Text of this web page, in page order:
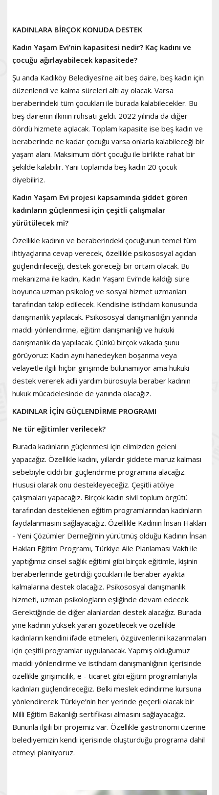
KADINLARA BİRÇOK KONUDA DESTEK
Kadın Yaşam Evi’nin kapasitesi nedir? Kaç kadını ve
çocuğu ağırlayabilecek kapasitede?
Şu anda Kadıköy Belediyesi’ne ait beş daire, beş kadın için
düzenlendi ve kalma süreleri altı ay olacak. Varsa
beraberindeki tüm çocukları ile burada kalabilecekler. Bu
beş dairenin ilkinin ruhsatı geldi. 2022 yılında da diğer
dördü hizmete açılacak. Toplam kapasite ise beş kadın ve
beraberinde ne kadar çocuğu varsa onlarla kalabileceği bir
yaşam alanı. Maksimum dört çocuğu ile birlikte rahat bir
şekilde kalabilir. Yani toplamda beş kadın 20 çocuk
diyebiliriz.
Kadın Yaşam Evi projesi kapsamında şiddet gören
kadınların güçlenmesi için çeşitli çalışmalar
yürütülecek mi?
Özellikle kadının ve beraberindeki çocuğunun temel tüm
ihtiyaçlarına cevap verecek, özellikle psikososyal açıdan
güçlendirileceği, destek göreceği bir ortam olacak. Bu
mekanizma ile kadın, Kadın Yaşam Evi’nde kaldığı süre
boyunca uzman psikolog ve sosyal hizmet uzmanları
tarafından takip edilecek. Kendisine istihdam konusunda
danışmanlık yapılacak. Psikososyal danışmanlığın yanında
maddi yönlendirme, eğitim danışmanlığı ve hukuki
danışmanlık da yapılacak. Çünkü birçok vakada şunu
görüyoruz: Kadın aynı hanedeyken boşanma veya
velayetle ilgili hiçbir girişimde bulunamıyor ama hukuki
destek vererek adli yardım bürosuyla beraber kadının
hukuk mücadelesinde de yanında olacağız.
KADINLAR İÇİN GÜÇLENDİRME PROGRAMI
Ne tür eğitimler verilecek?
Burada kadınların güçlenmesi için elimizden geleni
yapacağız. Özellikle kadını, yıllardır şiddete maruz kalması
sebebiyle ciddi bir güçlendirme programına alacağız.
Hususi olarak onu destekleyeceğiz. Çeşitli atölye
çalışmaları yapacağız. Birçok kadın sivil toplum örgütü
tarafından desteklenen eğitim programlarından kadınların
faydalanmasını sağlayacağız. Özellikle Kadının İnsan Hakları
- Yeni Çözümler Derneği’nin yürütmüş olduğu Kadının İnsan
Hakları Eğitim Programı, Türkiye Aile Planlaması Vakfı ile
yaptığımız cinsel sağlık eğitimi gibi birçok eğitimle, kişinin
beraberlerinde getirdiği çocukları ile beraber ayakta
kalmalarına destek olacağız. Psikososyal danışmanlık
hizmeti, uzman psikologların eşliğinde devam edecek.
Gerektiğinde de diğer alanlardan destek alacağız. Burada
yine kadının yüksek yararı gözetilecek ve özellikle
kadınların kendini ifade etmeleri, özgüvenlerini kazanmaları
için çeşitli programlar uygulanacak. Yapmış olduğumuz
maddi yönlendirme ve istihdam danışmanlığının içerisinde
özellikle girişimcilik, e - ticaret gibi eğitim programlarıyla
kadınları güçlendireceğiz. Belki meslek edindirme kursuna
yönlendirerek Türkiye’nin her yerinde geçerli olacak bir
Milli Eğitim Bakanlığı sertifikası almasını sağlayacağız.
Bununla ilgili bir projemiz var. Özellikle gastronomi üzerine
belediyemizin kendi içerisinde oluşturduğu programa dahil
etmeyi planlıyoruz.